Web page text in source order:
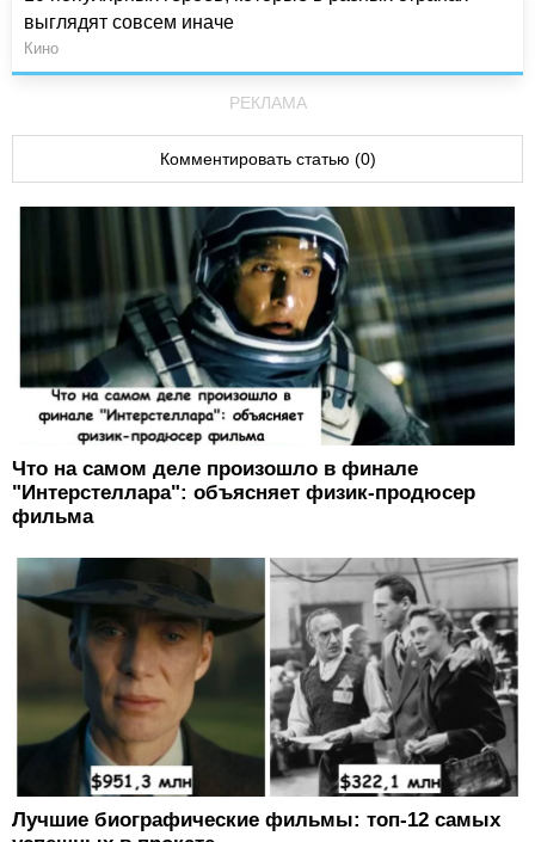
выглядят совсем иначе
Кино
РЕКЛАМА
Комментировать статью (0)
Что на самом деле произошло в финале
"Интерстеллара": объясняет физик-продюсер
фильма
Лучшие биографические фильмы: топ-12 самых